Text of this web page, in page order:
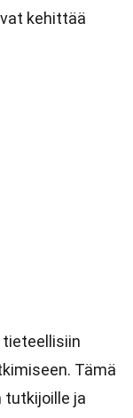
kehittää
Tämä
tutkijoille ja